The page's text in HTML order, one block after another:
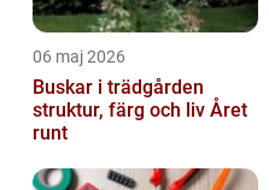
06 maj 2026
Buskar i trädgården
struktur, färg och liv Året
runt